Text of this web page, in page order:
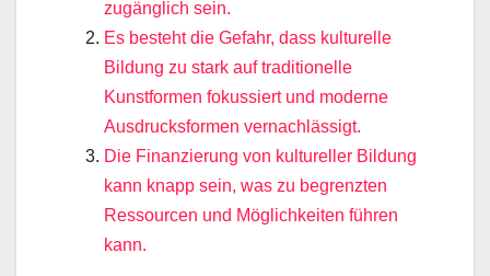
zugänglich sein.
Es besteht die Gefahr, dass kulturelle
Bildung zu stark auf traditionelle
Kunstformen fokussiert und moderne
Ausdrucksformen vernachlässigt.
Die Finanzierung von kultureller Bildung
kann knapp sein, was zu begrenzten
Ressourcen und Möglichkeiten führen
kann.